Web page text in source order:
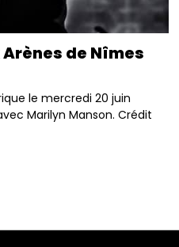
de Nîmes
le mercredi 20 juin
Marilyn Manson. Crédit